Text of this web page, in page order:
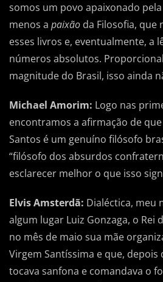
somos um povo apaixonado
menos a paixão da Filosofia, que
esses livros e, eventualmente, a
números absolutos.
magnitude do Brasil, isso ainda
Michael Amorim: Logo nas
encontramos a afirmação de
Santos é um genuíno filósofo
“filósofo dos absurdos
esclarecer melhor o que isso
Elvis Amsterdã: Dialéctica, meu
algum lugar Luiz Gonzaga, o Rei
no mês de maio sua mãe
Virgem Santíssima e que, depois
tocava sanfona e comandava o